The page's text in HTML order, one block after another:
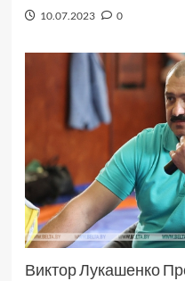
10.07.2023 0
Виктор Лукашенко